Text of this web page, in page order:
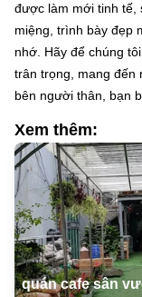
được làm mới tinh tế,
miệng, trình bày đẹp
nhớ. Hãy để chúng
trân trọng, mang đến
bên người thân, bạn
Xem thêm:
quán cafe sân